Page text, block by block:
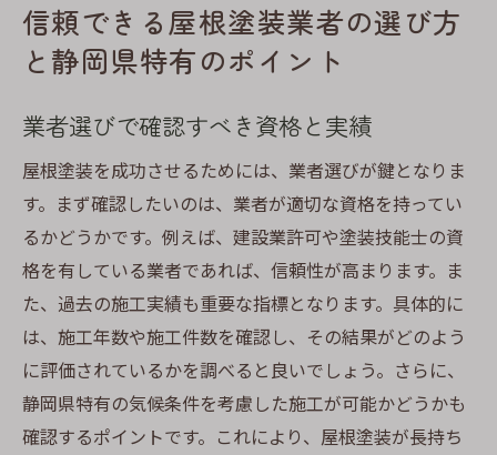
信頼できる屋根塗装業者の選び方
と静岡県特有のポイント
業者選びで確認すべき資格と実績
屋根塗装を成功させるためには、業者選びが鍵となりま
す。まず確認したいのは、業者が適切な資格を持ってい
るかどうかです。例えば、建設業許可や塗装技能士の資
格を有している業者であれば、信頼性が高まります。ま
た、過去の施工実績も重要な指標となります。具体的に
は、施工年数や施工件数を確認し、その結果がどのよう
に評価されているかを調べると良いでしょう。さらに、
静岡県特有の気候条件を考慮した施工が可能かどうかも
確認するポイントです。これにより、屋根塗装が長持ち